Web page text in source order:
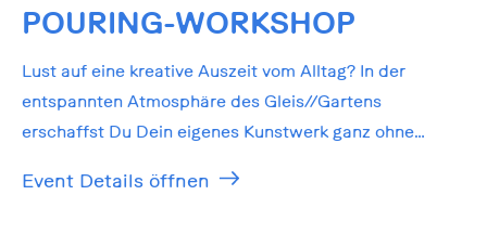
POURING-WORKSHOP
Lust auf eine kreative Auszeit vom Alltag? In der
entspannten Atmosphäre des Gleis//Gartens
erschaffst Du Dein eigenes Kunstwerk ganz ohne
Event Details öffnen